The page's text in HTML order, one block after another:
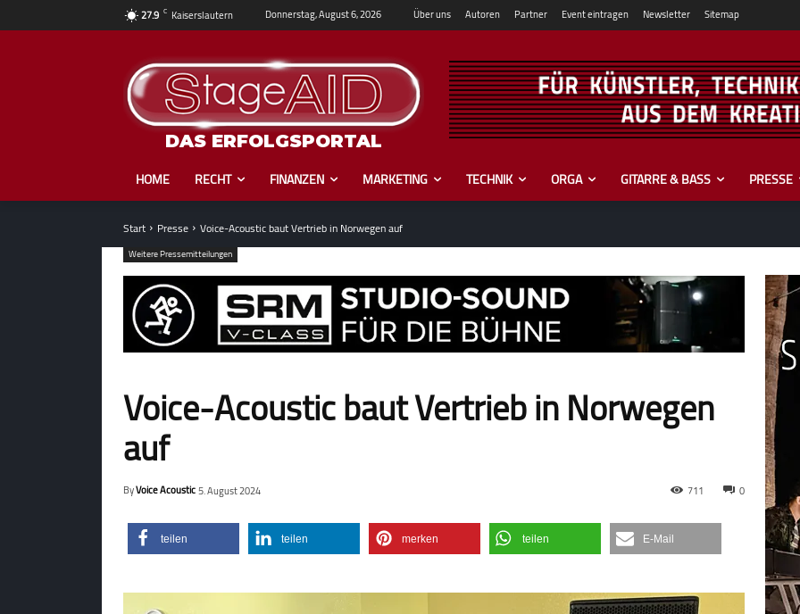
27.9 C Kaiserslautern Donnerstag, August 6, 2026 Über uns Autoren Partner Event eintragen Newsletter Sitemap
DAS ERFOLGSPORTAL
HOME RECHT FINANZEN MARKETING TECHNIK ORGA GITARRE & BASS PRESSE
Start Presse Voice-Acoustic baut Vertrieb in Norwegen auf
Weitere Pressemitteilungen
Voice-Acoustic baut Vertrieb in Norwegen
auf
ByVoice Acoustic5. August 2024 0
711
teilen teilen merken teilen E-Mail